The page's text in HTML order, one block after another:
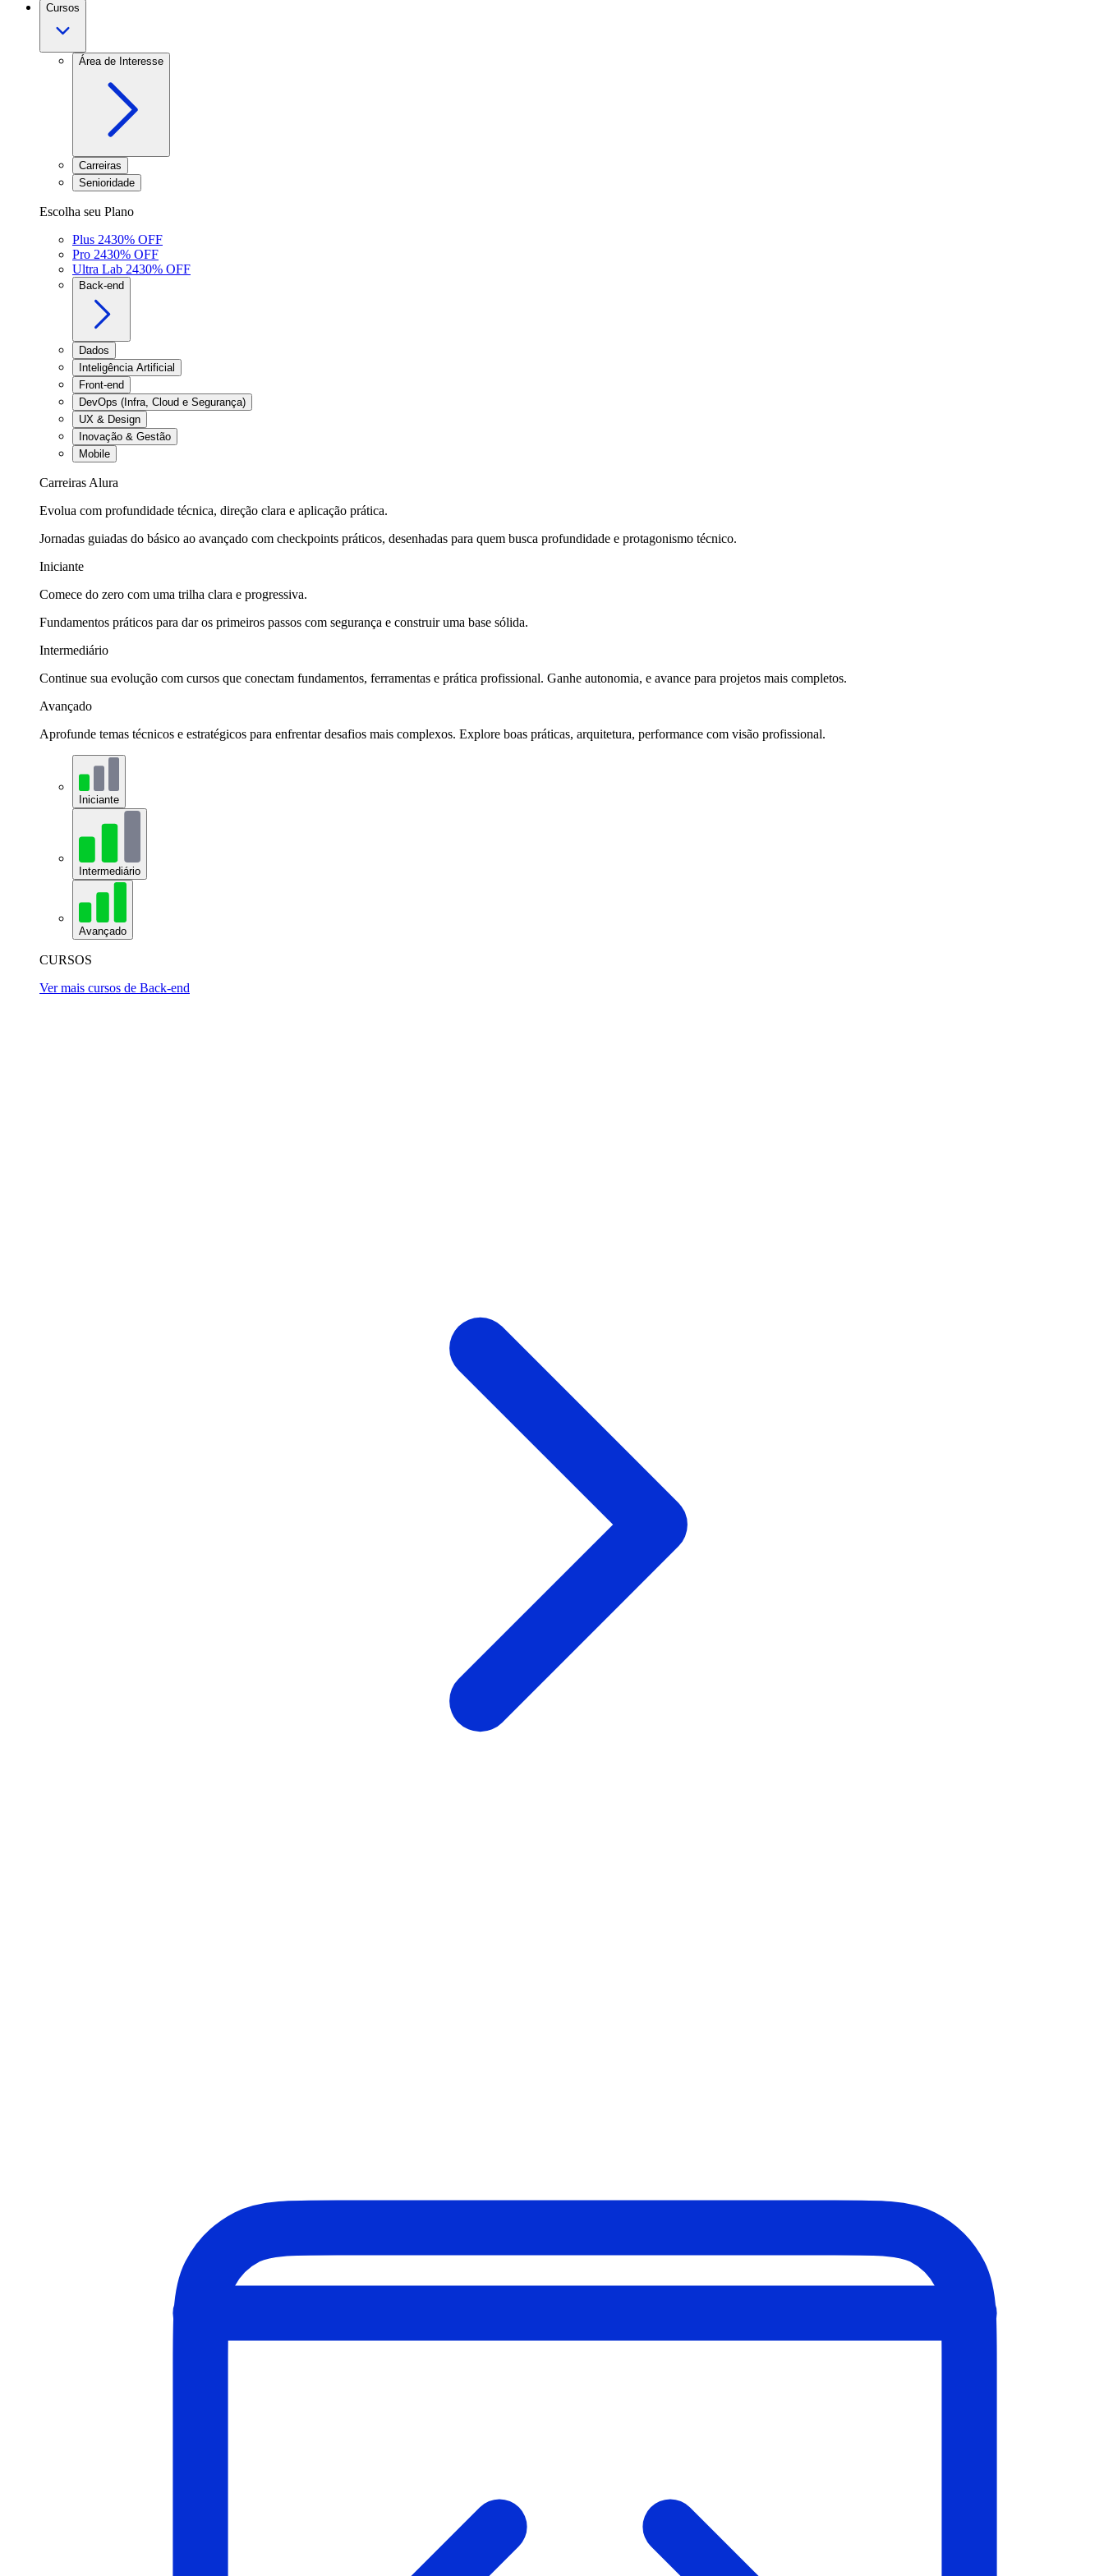
Cursos
Área de Interesse
Carreiras
Senioridade
Escolha seu Plano
Plus 2430% OFF
Pro 2430% OFF
Ultra Lab 2430% OFF
Back-end
Dados
Inteligência Artificial
Front-end
DevOps (Infra, Cloud e Segurança)
UX & Design
Inovação & Gestão
Mobile
Carreiras Alura
Evolua com profundidade técnica, direção clara e aplicação prática.
Jornadas guiadas do básico ao avançado com checkpoints práticos, desenhadas para quem busca profundidade e protagonismo técnico.
Iniciante
Comece do zero com uma trilha clara e progressiva.
Fundamentos práticos para dar os primeiros passos com segurança e construir uma base sólida.
Intermediário
Continue sua evolução com cursos que conectam fundamentos, ferramentas e prática profissional. Ganhe autonomia, e avance para projetos mais completos.
Avançado
Aprofunde temas técnicos e estratégicos para enfrentar desafios mais complexos. Explore boas práticas, arquitetura, performance com visão profissional.
Iniciante
Intermediário
Avançado
CURSOS
Ver mais cursos de Back-end